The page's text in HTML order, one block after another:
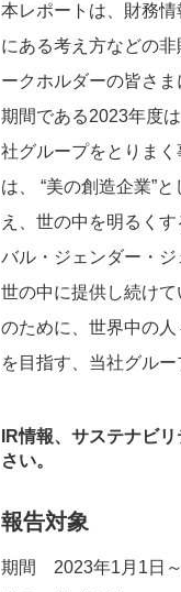
コーポレートガバ
アダプタビリティ
財務ハイライト
経営成績
財政状態
キャッシュ・フロー
本レポートは、財務
にある考え方などの
ークホルダーの皆さ
期間である2023年度
社グループをとりま
は、 “美の創造企業”
え、世の中を明るく
バル・ジェンダー・
世の中に提供し続け
のために、世界中の
を目指す、当社グル
IR情報、サステナビ
さい。
報告対象
期間 2023年1月1日